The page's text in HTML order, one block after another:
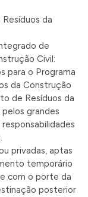
da
de
Civil:
para o Programa
da Construção
de Resíduos da
grandes
privadas, aptas
temporário
com o porte da
posterior